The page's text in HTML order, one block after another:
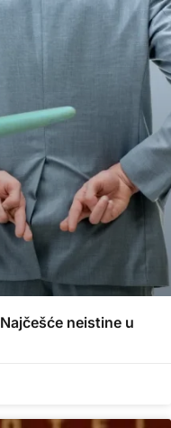
neistine u